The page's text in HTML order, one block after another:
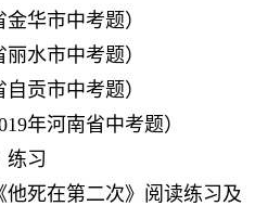
华市中考题）
水市中考题）
贡市中考题）
年河南省中考题）
练习
他死在第二次》阅读练习及